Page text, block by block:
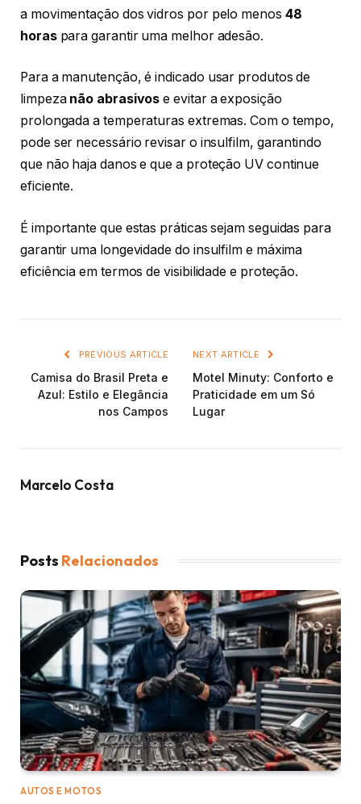
a movimentação dos vidros por pelo menos 48
horaspara garantir uma melhor adesão.
Para a manutenção, é indicado usar produtos de
limpeza não abrasivos e evitar a exposição
prolongada a temperaturas extremas. Com o tempo,
pode ser necessário revisar o insulfilm, garantindo
que não haja danos e que a proteção UV continue
eficiente.
É importante que estas práticas sejam seguidas para
garantir uma longevidade do insulfilm e máxima
eficiência em termos de visibilidade e proteção.
PREVIOUS ARTICLE
Camisa do Brasil Preta e
Azul: Estilo e Elegância
nos Campos
NEXT ARTICLE
Motel Minuty: Conforto e
Praticidade em um Só
Lugar
Marcelo Costa
Posts Relacionados
AUTOS E MOTOS